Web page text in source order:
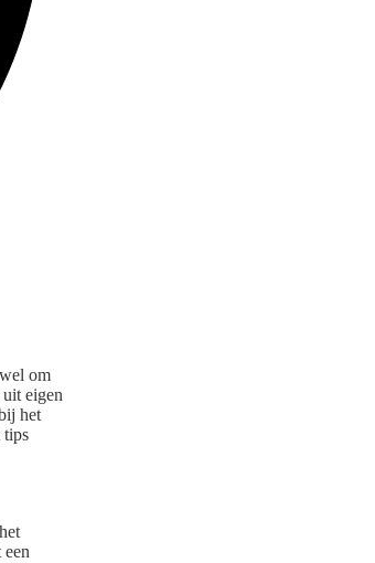
om
uit eigen
het
tips
een